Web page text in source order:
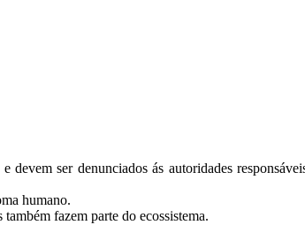
ser denunciados ás autoridades
humano.
fazem parte do ecossistema.